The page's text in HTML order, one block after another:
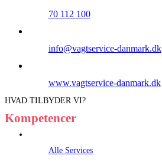
70 112 100
info@vagtservice-danmark.dk
www.vagtservice-danmark.dk
HVAD TILBYDER VI?
Kompetencer
Alle Services